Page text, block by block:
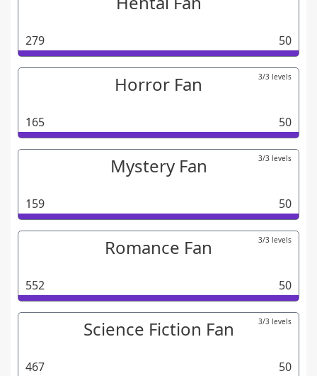
279 50
Horror Fan 3/3 levels
165 50
Mystery Fan 3/3 levels
159 50
Romance Fan 3/3 levels
552 50
Science Fiction Fan 3/3 levels
467 50